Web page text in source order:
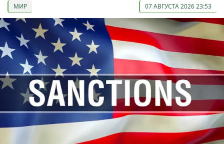
МИР 07 АВГУСТА 2026 23:53